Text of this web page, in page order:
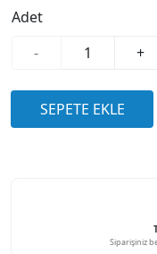
Adet
-
+
Siparişiniz